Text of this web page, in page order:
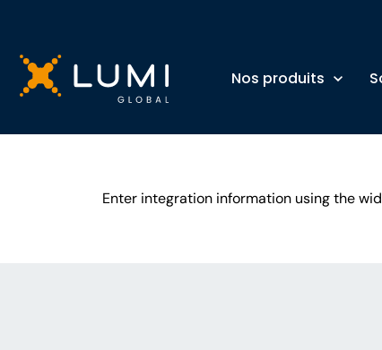
Nos produits
Enter integration information using the